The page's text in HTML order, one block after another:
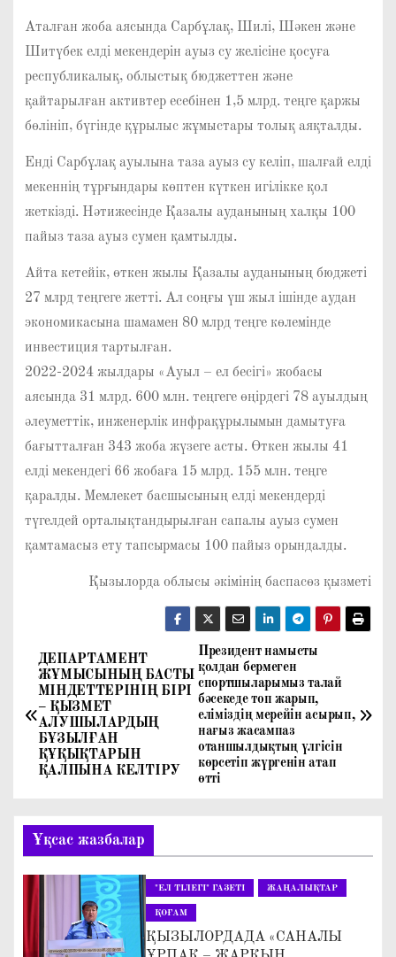
Аталған жоба аясында Сарбұлақ, Шилі, Шәкен және
Шитүбек елді мекендерін ауыз су желісіне қосуға
республикалық, облыстық бюджеттен және
қайтарылған активтер есебінен 1,5 млрд. теңге қаржы
бөлініп, бүгінде құрылыс жұмыстары толық аяқталды.
Енді Сарбұлақ ауылына таза ауыз су келіп, шалғай елді
мекеннің тұрғындары көптен күткен игілікке қол
жеткізді. Нәтижесінде Қазалы ауданының халқы 100
пайыз таза ауыз сумен қамтылды.
Айта кетейік, өткен жылы Қазалы ауданының бюджеті
27 млрд теңгеге жетті. Ал соңғы үш жыл ішінде аудан
экономикасына шамамен 80 млрд теңге көлемінде
инвестиция тартылған.
2022-2024 жылдары «Ауыл – ел бесігі» жобасы
аясында 31 млрд. 600 млн. теңгеге өңірдегі 78 ауылдың
әлеуметтік, инженерлік инфрақұрылымын дамытуға
бағытталған 343 жоба жүзеге асты. Өткен жылы 41
елді мекендегі 66 жобаға 15 млрд. 155 млн. теңге
қаралды. Мемлекет басшысының елді мекендерді
түгелдей орталықтандырылған сапалы ауыз сумен
қамтамасыз ету тапсырмасы 100 пайыз орындалды.
Қызылорда облысы әкімінің баспасөз қызметі
Н
а
ц
и
Президент намысты
қолдан бермеген
спортшыларымыз талай
бәсекеде топ жарып,
еліміздің мерейін асырып,
нағыз жасампаз
отаншылдықтың үлгісін
көрсетіп жүргенін атап
өтті
ДЕПАРТАМЕНТ
ЖҰМЫСЫНЫҢ БАСТЫ
МІНДЕТТЕРІНІҢ БІРІ
– ҚЫЗМЕТ
АЛУШЫЛАРДЫҢ
БҰЗЫЛҒАН
ҚҰҚЫҚТАРЫН
ҚАЛПЫНА КЕЛТІРУ
Ұқсас жазбалар
"ЕЛ ТІЛЕГІ" ГАЗЕТІ ЖАҢАЛЫҚТАР
ҚОҒАМ
ҚЫЗЫЛОРДАДА «САНАЛЫ